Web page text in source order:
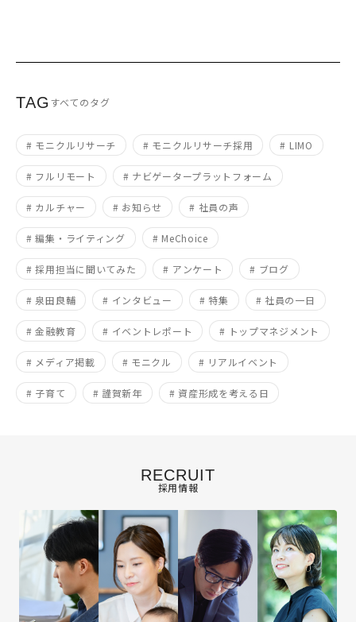
TAG すべてのタグ
# モニクルリサーチ # モニクルリサーチ採用 # LIMO
# フルリモート # ナビゲータープラットフォーム
# カルチャー # お知らせ # 社員の声
# 編集・ライティング # MeChoice
# 採用担当に聞いてみた # アンケート # ブログ
# 泉田良輔 # インタビュー # 特集 # 社員の一日
# 金融教育 # イベントレポート # トップマネジメント
# メディア掲載 # モニクル # リアルイベント
# 子育て # 謹賀新年 # 資産形成を考える日
RECRUIT
採用情報